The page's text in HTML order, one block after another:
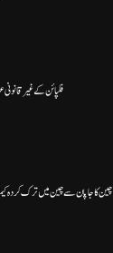
فلپائن کے غیر
چین کا جاپان سے چین میں ترک کردہ